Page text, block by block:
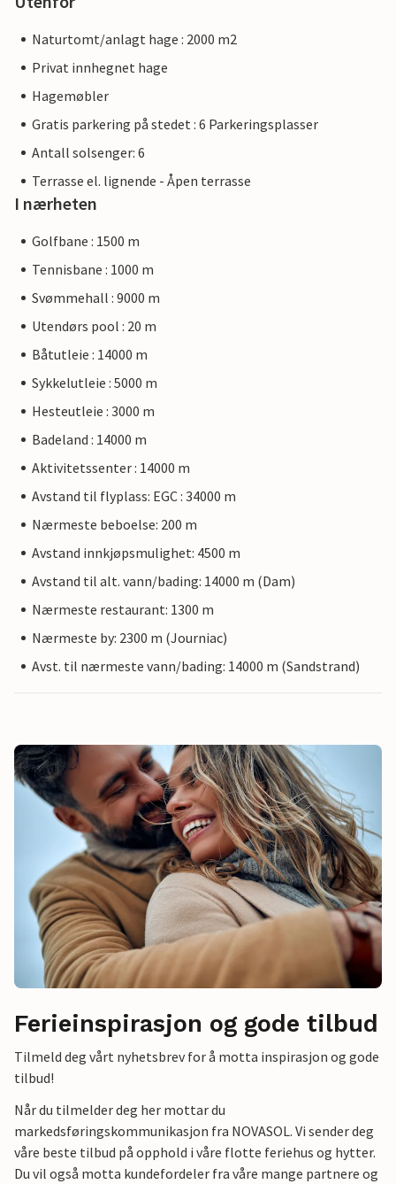
Naturtomt/anlagt hage : 2000 m2
Privat innhegnet hage
Hagemøbler
Gratis parkering på stedet : 6 Parkeringsplasser
Antall solsenger: 6
Terrasse el. lignende - Åpen terrasse
I nærheten
Golfbane : 1500 m
Tennisbane : 1000 m
Svømmehall : 9000 m
Utendørs pool : 20 m
Båtutleie : 14000 m
Sykkelutleie : 5000 m
Hesteutleie : 3000 m
Badeland : 14000 m
Aktivitetssenter : 14000 m
Avstand til flyplass: EGC : 34000 m
Nærmeste beboelse: 200 m
Avstand innkjøpsmulighet: 4500 m
Avstand til alt. vann/bading: 14000 m (Dam)
Nærmeste restaurant: 1300 m
Nærmeste by: 2300 m (Journiac)
Avst. til nærmeste vann/bading: 14000 m (Sandstrand)
Ferieinspirasjon og gode tilbud
Tilmeld deg vårt nyhetsbrev for å motta inspirasjon og gode
tilbud!
Når du tilmelder deg her mottar du
markedsføringskommunikasjon fra NOVASOL. Vi sender deg
våre beste tilbud på opphold i våre flotte feriehus og hytter.
Du vil også motta kundefordeler fra våre mange partnere og